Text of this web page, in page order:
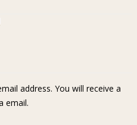
address. You will receive a
email.